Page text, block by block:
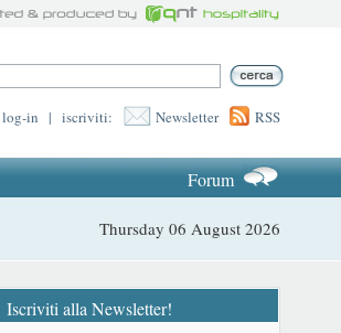
log-in | iscriviti: Newsletter RSS
Forum
Thursday 06 August 2026
Iscriviti alla Newsletter!